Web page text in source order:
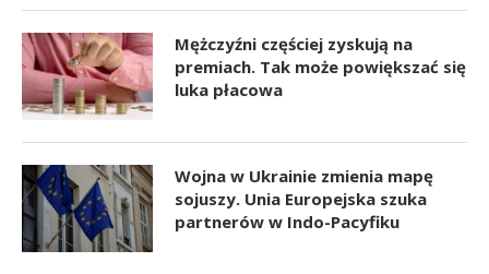
Mężczyźni częściej zyskują na
premiach. Tak może powiększać się
luka płacowa
Wojna w Ukrainie zmienia mapę
sojuszy. Unia Europejska szuka
partnerów w Indo-Pacyfiku